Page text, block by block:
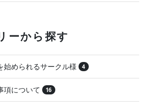
ーから探す
始められるサークル様 4
項について 16